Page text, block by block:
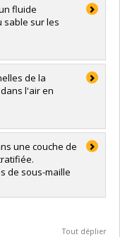
fluide
sable sur les
de la
l'air en
une couche de
de sous-maille
Tout déplier